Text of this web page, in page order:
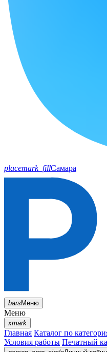
placemark_fillСамара
barsМеню
Меню
xmark
Главная Каталог по
Условия работы Печатный